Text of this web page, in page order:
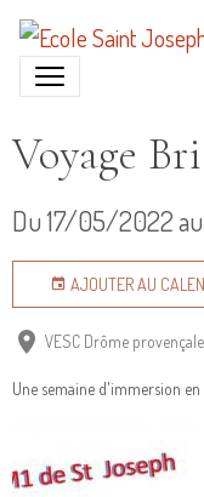
Voyage
Du 17/05/2022
AJOUTER AU
VESC Drôme provençale
Une semaine d'immersion en